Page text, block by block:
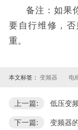
备注：如果
要自行维修，
重。
本文标签： 变频器 电
上一篇: 低压变
下一篇:
变频器